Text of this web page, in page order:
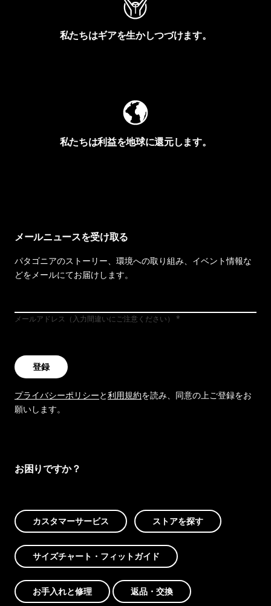
私たちはギアを生かしつづけます。
私たちは利益を地球に還元します。
メールニュースを受け取る
パタゴニアのストーリー、環境への取り組み、イベント情報な
どをメールにてお届けします。
メールアドレス（入力間違いにご注意ください）
登録
プライバシーポリシーと利用規約を読み、同意の上ご登録をお
願いします。
お困りですか？
カスタマーサービス ストアを探す
サイズチャート・フィットガイド
お手入れと修理 返品・交換